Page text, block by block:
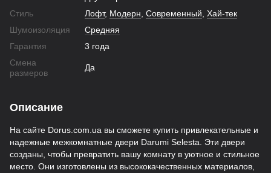
Стиль
Лофт, Модерн Современный Хай-тек
Шумоизоляция
Средняя
Гарантия
3 года
Смена
размеров
Да
Описание
На сайте Dorus.com.ua вы сможете купить привлекательные и
надежные межкомнатные двери Darumi Selesta. Эти двери
созданы, чтобы превратить вашу комнату в уютное и стильное
место. Они изготовлены из высококачественных материалов,